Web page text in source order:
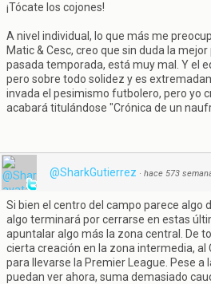
¡Tócate los cojones!
A nivel individual, lo que más me
Matic & Cesc, creo que sin duda la
pasada temporada, está muy mal. Y el
pero sobre todo solidez y es
invada el pesimismo futbolero, pero yo
acabará titulándose "Crónica de un
@SharkGutierrez · hace 573
Si bien el centro del campo parece algo
algo terminará por cerrarse en estas
apuntalar algo más la zona central. De
cierta creación en la zona intermedia, al
para llevarse la Premier League. Pese a
puedan ver ahora, suma demasiado